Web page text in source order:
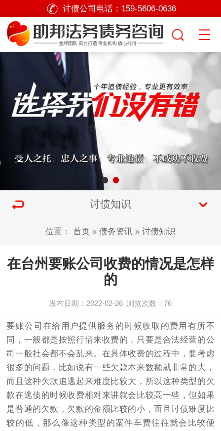
讨债公司电话： 159-5606-0636
讨债知识
位置： 首页 » 债务资讯 » 讨债知识
在台州要账公司收费的情况是怎样
的
发布日期：2022-02-26 浏览次数：76
要账公司在给用户提供服务的时候收取的费用有所不
同，一般都是按照行情来收费的，只要是合法经营的公
司一般社会都不会乱来。在具体收费的过程中，要考虑
很多的问题，比如说有一些欠款本来数额就非常的大，
而且这种欠款追逃起来难度比较大，所以这种类型的欠
款在逃债的时候收费相对来讲就会比较高一些，但如果
是普通的欠款，欠款的金额比较的小，而且讨债难度比
较的低，那么像这种类型的案件车费往往就会比较便